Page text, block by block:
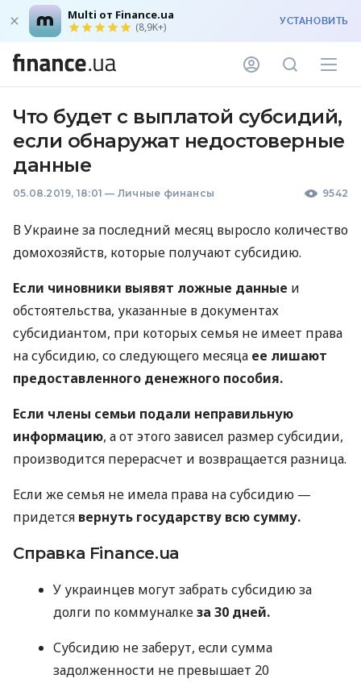
Multi от Finance.ua
(8,9K+) УСТАНОВИТЬ
Что будет с выплатой субсидий,
если обнаружат недостоверные
данные
05.08.2019, 18:01 — Личные финансы 9542
В Украине за последний месяц выросло количество
домохозяйств, которые получают субсидию.
Если чиновники выявят ложные данные и
обстоятельства, указанные в документах
субсидиантом, при которых семья не имеет права
на субсидию, со следующего месяца ее лишают
предоставленного денежного пособия.
Если члены семьи подали неправильную
информацию, а от этого зависел размер субсидии,
производится перерасчет и возвращается разница.
Если же семья не имела права на субсидию —
придется вернуть государству всю сумму.
Справка Finance.ua
У украинцев могут забрать субсидию за
долги по коммуналкеза 30 дней.
Субсидию не заберут, если сумма
задолженности не превышает 20